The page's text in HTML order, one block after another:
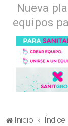
Nueva
equipos
Inicio Índice